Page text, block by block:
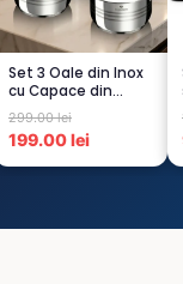
Set 3 Oale din Inox
cu Capace din
Sticlă
Termorezistent...
299.00 lei
199.00 lei